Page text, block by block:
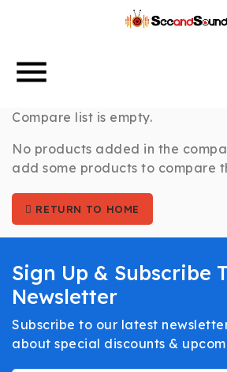
menu
Compare list is empty.
No products added in the
add some products to compare
RETURN TO HOME
Sign Up & Subscribe
Newsletter
Subscribe to our latest
about special discounts &